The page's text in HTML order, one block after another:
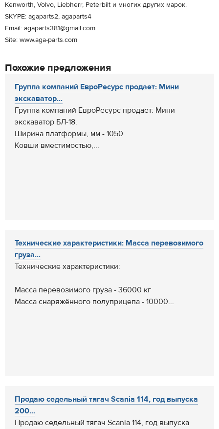
Kenworth, Volvo, Liebherr, Peterbilt и многих других марок.
SKYPE: agaparts2, agaparts4
Email: agaparts381@gmail.com
Site: www.aga-parts.com
Похожие предложения
Группа компаний ЕвроРесурс продает: Мини
экскаватор...
Группа компаний ЕвроРесурс продает: Мини
экскаватор БЛ-18.
Ширина платформы, мм - 1050
Ковши вместимостью,...
Технические характеристики: Масса перевозимого
груза...
Технические характеристики:
Масса перевозимого груза - 36000 кг
Масса снаряжённого полуприцепа - 10000...
Продаю седельный тягач Scania 114, год выпуска
200...
Продаю седельный тягач Scania 114, год выпуска